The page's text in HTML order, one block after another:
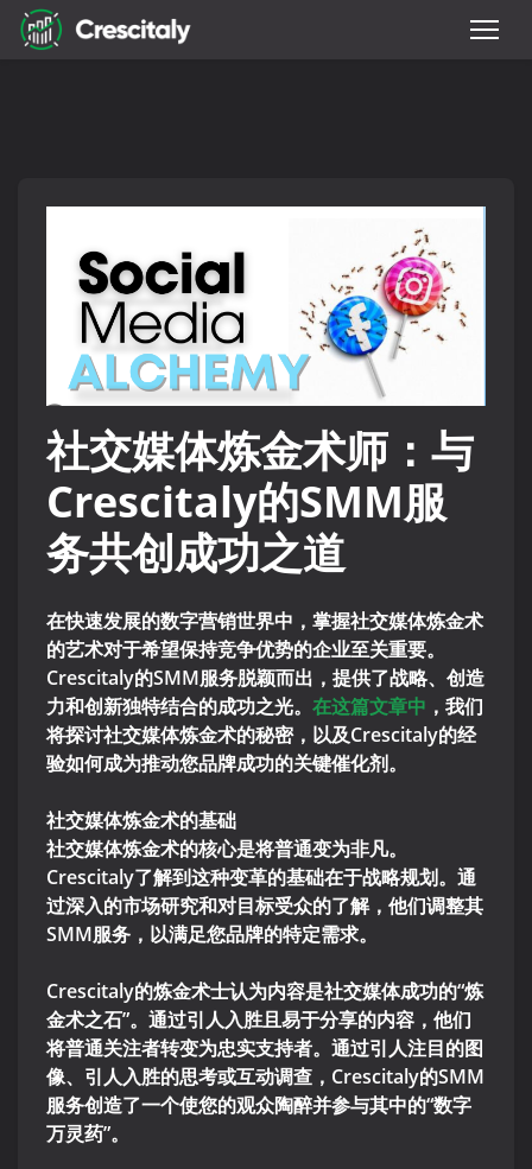
社交媒体炼金术师：与
Crescitaly的SMM服
务共创成功之道
在快速发展的数字营销世界中，掌握社交媒体炼金术
的艺术对于希望保持竞争优势的企业至关重要。
Crescitaly的SMM服务脱颖而出，提供了战略、创造
力和创新独特结合的成功之光。 在这篇文章中 ，我们
将探讨社交媒体炼金术的秘密，以及Crescitaly的经
验如何成为推动您品牌成功的关键催化剂。
社交媒体炼金术的基础
社交媒体炼金术的核心是将普通变为非凡。
Crescitaly了解到这种变革的基础在于战略规划。通
过深入的市场研究和对目标受众的了解，他们调整其
SMM服务，以满足您品牌的特定需求。
Crescitaly的炼金术士认为内容是社交媒体成功的“炼
金术之石”。通过引人入胜且易于分享的内容，他们
将普通关注者转变为忠实支持者。通过引人注目的图
像、引人入胜的思考或互动调查，Crescitaly的SMM
服务创造了一个使您的观众陶醉并参与其中的“数字
万灵药”。